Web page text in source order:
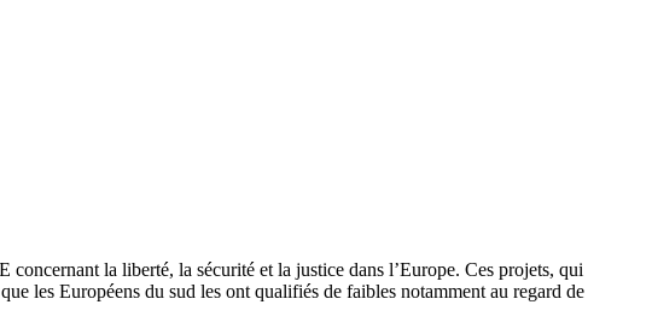
la liberté, la sécurité et la justice dans l’Europe. Ces projets, qui
les Européens du sud les ont qualifiés de faibles notamment au regard de